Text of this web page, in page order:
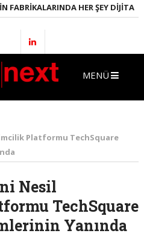
HER ŞEY DIJITAL
MENÜ
Platformu TechSquare
Nesil
TechSquare
Yanında